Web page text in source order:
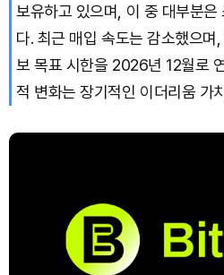
보유하고 있으며, 이 중 대부분은
다. 최근 매입 속도는 감소했으
보 목표 시한을 2026년 12월로
적 변화는 장기적인 이더리움 가